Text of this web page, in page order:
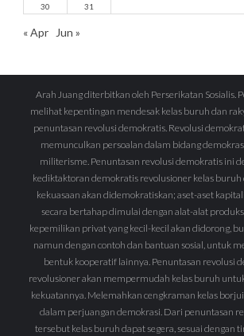
30
31
« Apr Jun »
Arah Juang diterbitkan oleh Perserikatan Sosialis.
melihat kepentingan mendesak kelas buruh dan
penuntasan revolusi demokratis. Revolusi
memunculkan persoalan dalam bidang
militerisme. Penuntasan revolusi demokratis ini
kediktaktoran demokratis revolusioner kelas
kekuasaan akan didemokratiskan; aset-aset
secara bertahap dimulai dengan alat-alat
kepemilikan privat yang kecil-kecil akan didorong,
namun dengan contoh dan bantuan sosial, untuk
bentuk kooperatif lainnya. Penuntasan revolusi
revolusioner akan mempermudah kelas buruh
kekuatannya. Melemahkan cengkraman kelas
dalam perjuangan demokrasi. Dari penuntasan
tersebut kelas buruh dapat segera, sesuai dengan